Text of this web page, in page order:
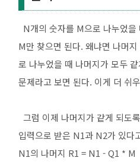
N개의 숫자를 M으로 나누었
M만 찾으면 된다. 왜냐면 나머
로 나누었을 때 나머지가 모두
문제라고 보면 된다. 이게 더 쉬
그럼 이제 나머지가 같게 되도
입력으로 받은 N1과 N2가 있다
N1의 나머지 R1 = N1 - Q1 * M